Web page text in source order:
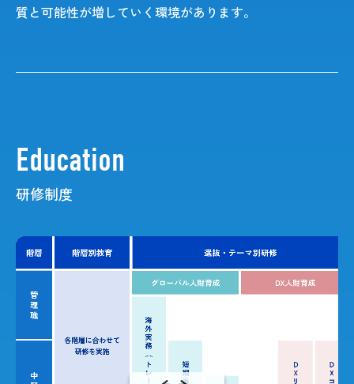
質と可能性が増していく環境があります。​
Education
研修制度